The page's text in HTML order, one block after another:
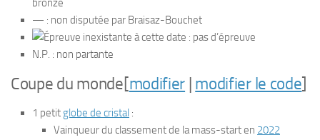
bronze
— : non disputée par Braisaz-Bouchet
: pas d’épreuve
N.P. : non partante
Coupe du monde[modifier modifier le code]
1 petit globe de cristal :
Vainqueur du classement de la mass-start en 2022